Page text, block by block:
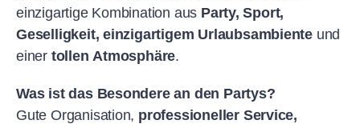
einzigartige Kombination aus Party, Sport,
Geselligkeit, einzigartigem Urlaubsambiente und
einer tollen Atmosphäre.
Was ist das Besondere an den Partys?
Gute Organisation, professioneller Service,